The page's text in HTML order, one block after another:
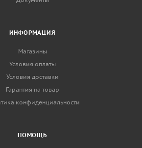
ИНФОРМАЦИЯ
Магазины
Условия оплаты
Условия доставки
Гарантия на товар
конфиденциальности
ПОМОЩЬ